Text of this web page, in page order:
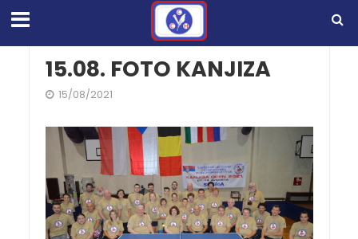
15.08. FOTO KANJIZA
15/08/2021